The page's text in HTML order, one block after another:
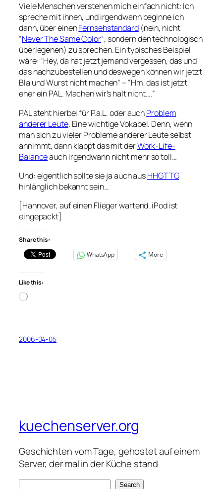
Viele Menschen verstehen mich einfach nicht: Ich
spreche mit ihnen, und irgendwann beginne ich
dann, über einenFernsehstandard(nein, nicht
“Never The Same Color“, sondern den technologisch
überlegenen) zu sprechen. Ein typisches Beispiel
wäre: “Hey, da hat jetzt jemand vergessen, das und
das nachzubestellen und deswegen können wir jetzt
Bla und Wurst nicht machen” – “Hm, das ist jetzt
eher ein PAL. Machen wir’s halt nicht….”
PAL steht hierbei für P.a.L. oder auchProblem
anderer Leute. Eine wichtige Vokabel. Denn, wenn
man sich zu vieler Probleme anderer Leute selbst
annimmt, dann klappt das mit derWork-Life-
Balanceauch irgendwann nicht mehr so toll…
Und: eigentlich sollte sie ja auch ausHHGTTG
hinlänglich bekannt sein…
[Hannover, auf einen Flieger wartend. iPod ist
eingepackt]
Share this:
WhatsApp
More
Like this:
Loading…
2006-04-05
kuechenserver.org
Geschichten vom Tage, gehostet auf einem
Server, der mal in der Küche stand
Search